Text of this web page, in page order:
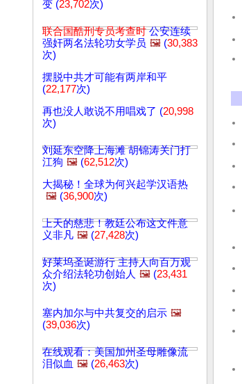
变 (23,702次)
联合国酷刑专员考查时公安连续
强奸两名法轮功女学员 🖼️ (30,383
次)
摆脱中共才可能有两岸和平
(22,177次)
再也没人敢说不用唱戏了 (20,998
次)
刘延东空降上海滩 胡锦涛关门打
江狗 🖼️ (62,512次)
大揭秘！全球为何兴起学汉语热
🖼️ (36,900次)
上天的慈悲！教廷公布这文件意
义非凡 🖼️ (27,428次)
好莱坞圣诞游行 主持人向百万观
众介绍法轮功创始人 🖼️ (23,431
次)
塞内加尔与中共复交的启示 🖼️
(39,036次)
在线观看：美国加州圣母雕像流
泪似血 🖼️ (26,463次)